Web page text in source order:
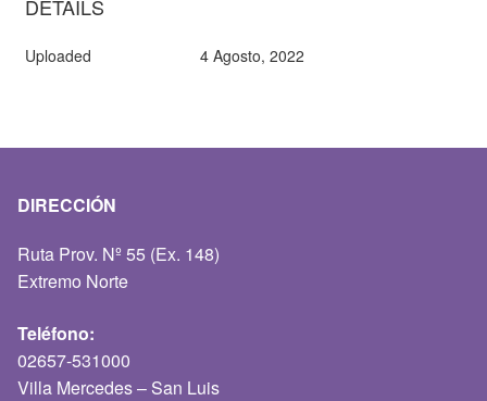
DETAILS
Uploaded 4 Agosto, 2022
DIRECCIÓN
Ruta Prov. Nº 55 (Ex. 148)
Extremo Norte
Teléfono:
02657-531000
Villa Mercedes – San Luis